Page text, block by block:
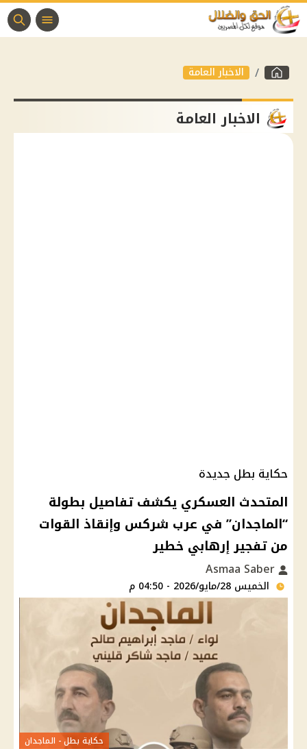
الاخبار العامة
الاخبار العامة
حكاية بطل جديدة
المتحدث العسكري يكشف تفاصيل بطولة
“الماجدان” في عرب شركس وإنقاذ القوات
من تفجير إرهابي خطير
الخميس 28/مايو/2026 - 04:50 م
حكاية بطل - الماجدان